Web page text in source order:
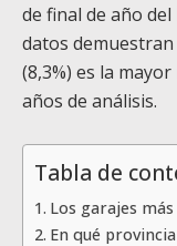
de final de año
datos
(8,3%) es la
años de análisis.
Tabla de
Los garajes
En qué